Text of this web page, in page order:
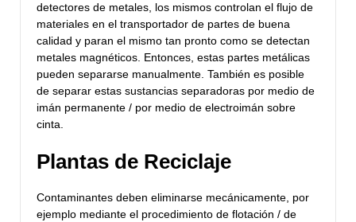
detectores de metales, los mismos controlan el flujo de
materiales en el transportador de partes de buena
calidad y paran el mismo tan pronto como se detectan
metales magnéticos. Entonces, estas partes metálicas
pueden separarse manualmente. También es posible
de separar estas sustancias separadoras por medio de
imán permanente / por medio de electroimán sobre
cinta.
Plantas de Reciclaje
Contaminantes deben eliminarse mecánicamente, por
ejemplo mediante el procedimiento de flotación / de